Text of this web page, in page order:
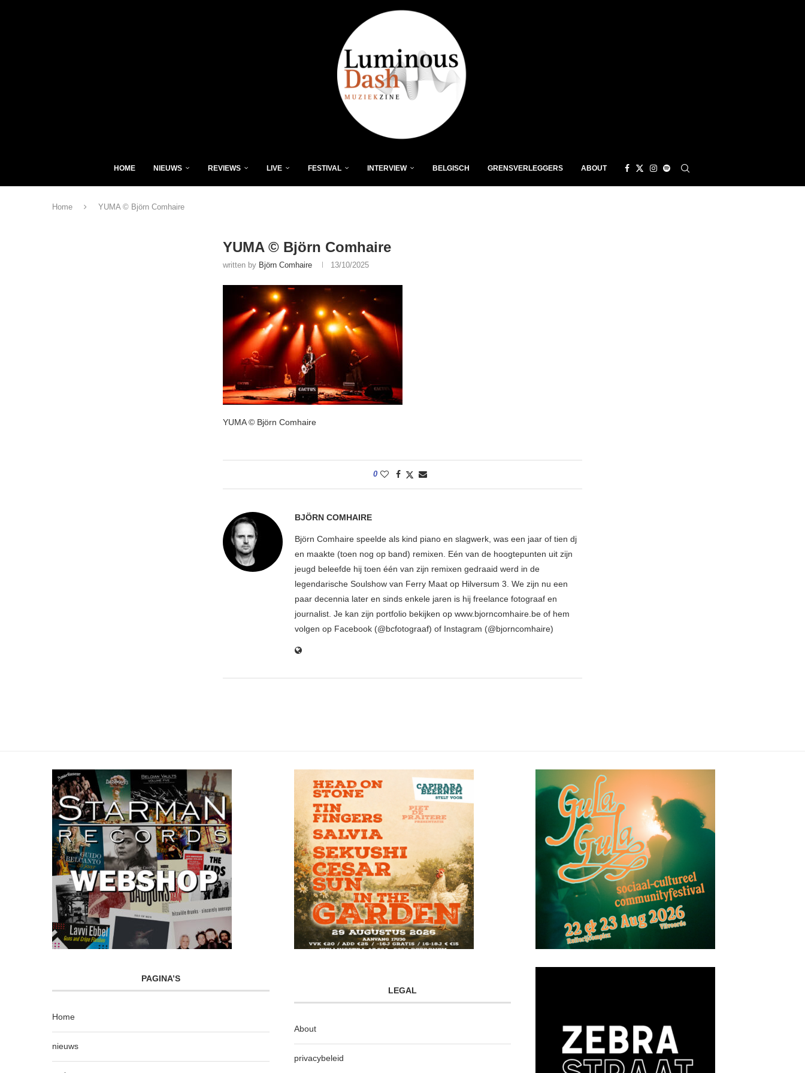
HOME NIEUWS REVIEWS LIVE FESTIVAL INTERVIEW BELGISCH GRENSVERLEGGERS ABOUT
Home YUMA © Björn Comhaire
YUMA © Björn Comhaire
written by Björn Comhaire 13/10/2025
YUMA © Björn Comhaire
0
BJÖRN COMHAIRE
Björn Comhaire speelde als kind piano en slagwerk, was een jaar of tien dj
en maakte (toen nog op band) remixen. Eén van de hoogtepunten uit zijn
jeugd beleefde hij toen één van zijn remixen gedraaid werd in de
legendarische Soulshow van Ferry Maat op Hilversum 3. We zijn nu een
paar decennia later en sinds enkele jaren is hij freelance fotograaf en
journalist. Je kan zijn portfolio bekijken op www.bjorncomhaire.be of hem
volgen op Facebook (@bcfotograaf) of Instagram (@bjorncomhaire)
PAGINA’S
Home
nieuws
LEGAL
About
privacybeleid